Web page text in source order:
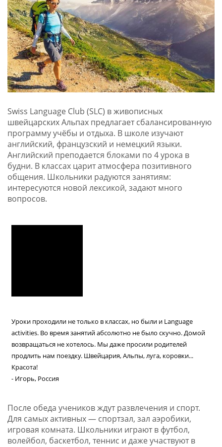
Swiss Language Club (SLC) в живописных
швейцарских Альпах предлагает сбалансированную
программу учёбы и отдыха. В школе изучают
английский, французский и немецкий языки.
Английский преподается блоками по 4 урока в
будни. В классах царит атмосфера позитивного
общения. Школьники радуются занятиям:
интересуются новой лексикой, задают много
вопросов.
Уроки проходили не только в классах, но были и Language
activities. Во время занятий абсолютно не было скучно. Домой
возвращаться не хотелось. Мы даже просили родителей
продлить нам поездку. Швейцария, Альпы, луга, коровки...
Красота!
- Игорь, Россия
После обеда учеников ждут развлечения и спорт.
Для самых активных — спортзал, зал аэробики,
игровая комната. Школьники играют в футбол,
волейбол, баскетбол, теннис и даже участвуют в